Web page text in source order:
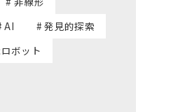
AI
# 発見的探索
ボット